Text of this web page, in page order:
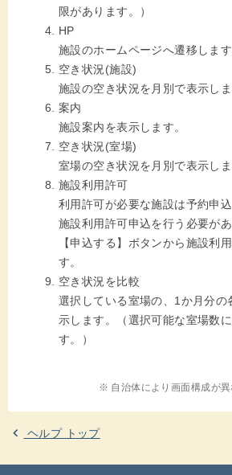
限があります。）
HP
施設のホームページへ遷移します
空き状況(施設)
施設の空き状況を月別で表示しま
案内
施設案内を表示します。
空き状況(室場)
室場の空き状況を月別で表示しま
施設利用許可
利用許可が必要な施設は予約申
施設利用許可申込を行う必要があ
【申込する】ボタンから施設利
す。
空き状況を比較
選択している室場の、1か月分の
示します。（選択可能な室場数
す。）
※ 自治体により画面構成が異
ヘルプ トップ